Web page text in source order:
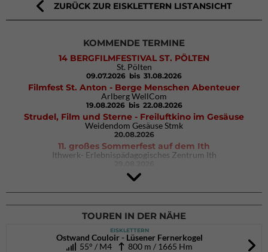
ZURÜCK ZUR EISKLETTERN LISTANSICHT
KOMMENDE TERMINE
14 BERGFILMFESTIVAL ST. PÖLTEN
St. Pölten
09.07.2026 bis 31.08.2026
Filmfest St. Anton - Berge Menschen Abenteuer
Arlberg WellCom
19.08.2026 bis 22.08.2026
Strudel, Film und Sterne - Freiluftkino im Gesäuse
Weidendom Gesäuse Stmk
20.08.2026
11. großes Sommerfest auf dem Ith
Ithwerk- Erlebnispädagogisches Zentrum Ith
Rock Master Arco
Arco (IT)
02.10.2026bis 04.10.2026
TOUREN IN DER NÄHE
EISKLETTERN
Ostwand Couloir - Lüsener Fernerkogel
55° / M4
800 m / 1665 Hm